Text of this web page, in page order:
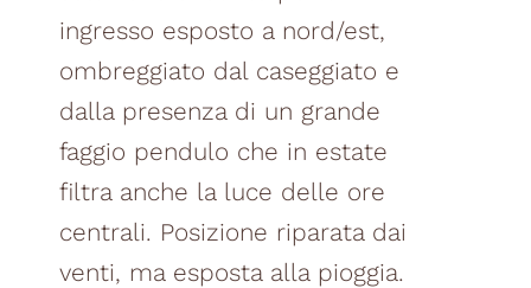
ingresso esposto a nord/est,
ombreggiato dal caseggiato e
dalla presenza di un grande
faggio pendulo che in estate
filtra anche la luce delle ore
centrali. Posizione riparata dai
venti, ma esposta alla pioggia.